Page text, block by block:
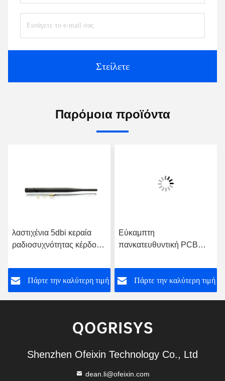
Στείλετε
Παρόμοια προϊόντα
λαστιχένια 5dbi κεραία
ραδιοσυχνότητας κέρδους
Πάρτε την καλύτερη τιμή
Εύκαμπτη
πανκατευθυντική PCB
PCB κεραιών σκληρή
Πάρτε την καλύτερη τιμή
Shenzhen Ofeixin Technology Co., Ltd
dean.li@ofeixin.com